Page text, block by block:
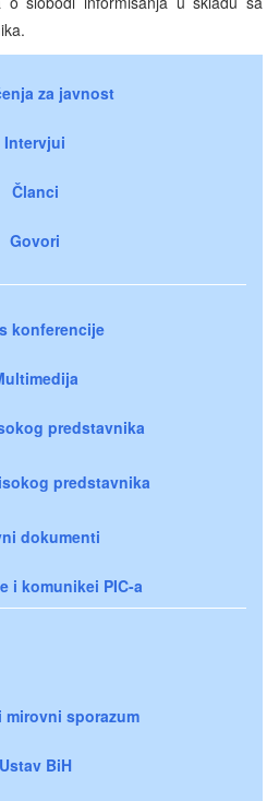
za javnost
Intervjui
Članci
Govori
konferencije
predstavnika
predstavnika
dokumenti
i komunikei PIC-a
mirovni sporazum
Ustav BiH